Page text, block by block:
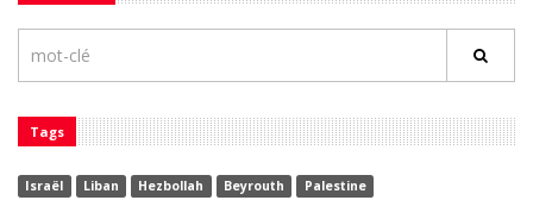
Tags
Israël Liban Hezbollah Beyrouth Palestine